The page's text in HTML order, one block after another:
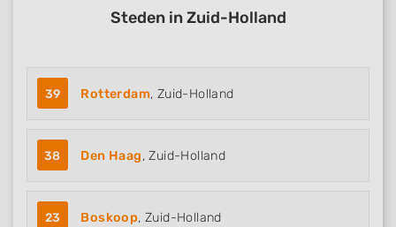
Steden in Zuid-Holland
39 Rotterdam, Zuid-Holland
38 Den Haag, Zuid-Holland
23 Boskoop, Zuid-Holland